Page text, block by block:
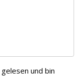
gelesen und bin